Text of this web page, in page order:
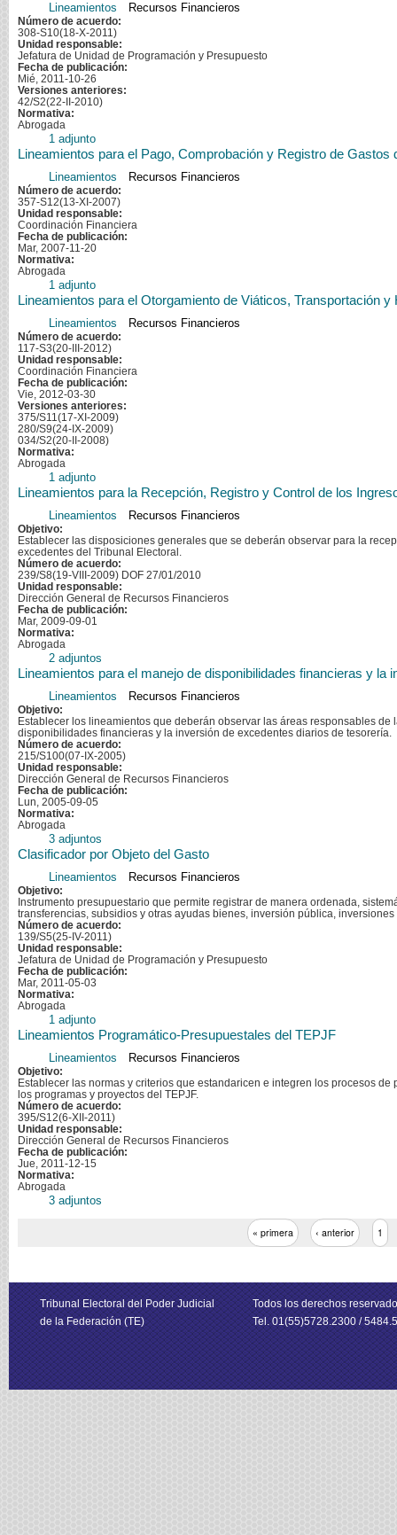
Lineamientos Recursos Financieros
Número de acuerdo:
308-S10(18-X-2011)
Unidad responsable:
Jefatura de Unidad de Programación y Presupuesto
Fecha de publicación:
Mié, 2011-10-26
Versiones anteriores:
42/S2(22-II-2010)
Normativa:
Abrogada
1 adjunto
Lineamientos para el Pago, Comprobación y Registro de Gastos
Lineamientos Recursos Financieros
Número de acuerdo:
357-S12(13-XI-2007)
Unidad responsable:
Coordinación Financiera
Fecha de publicación:
Mar, 2007-11-20
Normativa:
Abrogada
1 adjunto
Lineamientos para el Otorgamiento de Viáticos, Transportación y
Lineamientos Recursos Financieros
Número de acuerdo:
117-S3(20-III-2012)
Unidad responsable:
Coordinación Financiera
Fecha de publicación:
Vie, 2012-03-30
Versiones anteriores:
375/S11(17-XI-2009)
280/S9(24-IX-2009)
034/S2(20-II-2008)
Normativa:
Abrogada
1 adjunto
Lineamientos para la Recepción, Registro y Control de los
Lineamientos Recursos Financieros
Objetivo:
Establecer las disposiciones generales que se deberán observar para la
excedentes del Tribunal Electoral.
Número de acuerdo:
239/S8(19-VIII-2009) DOF 27/01/2010
Unidad responsable:
Dirección General de Recursos Financieros
Fecha de publicación:
Mar, 2009-09-01
Normativa:
Abrogada
2 adjuntos
Lineamientos para el manejo de disponibilidades financieras y la
Lineamientos Recursos Financieros
Objetivo:
Establecer los lineamientos que deberán observar las áreas responsables
disponibilidades financieras y la inversión de excedentes diarios de tesorería.
Número de acuerdo:
215/S100(07-IX-2005)
Unidad responsable:
Dirección General de Recursos Financieros
Fecha de publicación:
Lun, 2005-09-05
Normativa:
Abrogada
3 adjuntos
Clasificador por Objeto del Gasto
Lineamientos Recursos Financieros
Objetivo:
Instrumento presupuestario que permite registrar de manera ordenada,
transferencias, subsidios y otras ayudas bienes, inversión pública,
Número de acuerdo:
139/S5(25-IV-2011)
Unidad responsable:
Jefatura de Unidad de Programación y Presupuesto
Fecha de publicación:
Mar, 2011-05-03
Normativa:
Abrogada
1 adjunto
Lineamientos Programático-Presupuestales del TEPJF
Lineamientos Recursos Financieros
Objetivo:
Establecer las normas y criterios que estandaricen e integren los procesos
los programas y proyectos del TEPJF.
Número de acuerdo:
395/S12(6-XII-2011)
Unidad responsable:
Dirección General de Recursos Financieros
Fecha de publicación:
Jue, 2011-12-15
Normativa:
Abrogada
3 adjuntos
« primera ‹ anterior 1
Tribunal Electoral del Poder Judicial
de la Federación (TE)
Todos los derechos
Tel. 01(55)5728.2300 /